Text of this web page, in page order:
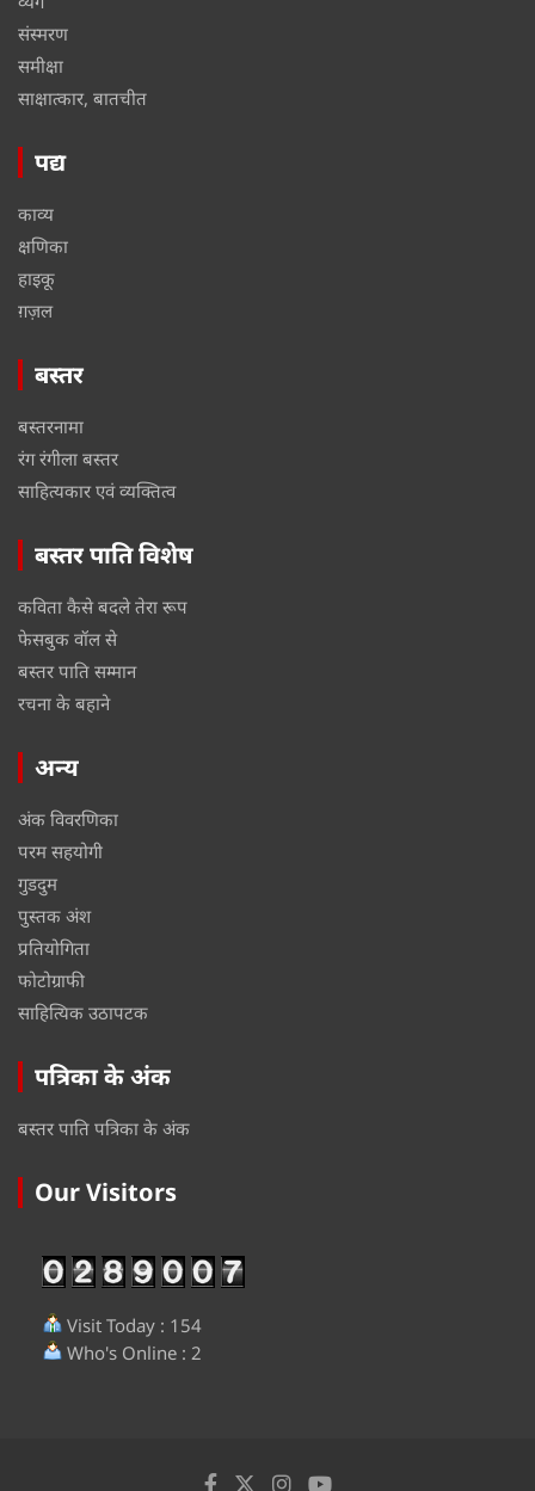
संस्मरण
समीक्षा
साक्षात्कार, बातचीत
पद्य
काव्य
क्षणिका
हाइकू
ग़ज़ल
बस्तर
बस्तरनामा
रंग रंगीला बस्तर
साहित्यकार एवं व्यक्तित्व
बस्तर पाति विशेष
कविता कैसे बदले तेरा रूप
फेसबुक वॉल से
बस्तर पाति सम्मान
रचना के बहाने
अन्य
अंक विवरणिका
परम सहयोगी
गुडदुम
पुस्तक अंश
प्रतियोगिता
फोटोग्राफी
साहित्यिक उठापटक
पत्रिका के अंक
बस्तर पाति पत्रिका के अंक
Our Visitors
Visit Today : 154
Who's Online : 2